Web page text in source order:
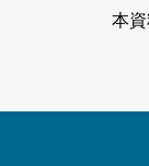
本